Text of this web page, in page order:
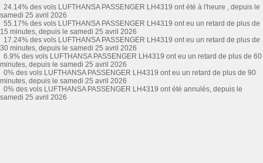
24.14% des vols LUFTHANSA PASSENGER LH4319 ont été à l'heure , depuis le
samedi 25 avril 2026
55.17% des vols LUFTHANSA PASSENGER LH4319 ont eu un retard de plus de
15 minutes, depuis le samedi 25 avril 2026
17.24% des vols LUFTHANSA PASSENGER LH4319 ont eu un retard de plus de
30 minutes, depuis le samedi 25 avril 2026
6.9% des vols LUFTHANSA PASSENGER LH4319 ont eu un retard de plus de 60
minutes, depuis le samedi 25 avril 2026
0% des vols LUFTHANSA PASSENGER LH4319 ont eu un retard de plus de 90
minutes, depuis le samedi 25 avril 2026
0% des vols LUFTHANSA PASSENGER LH4319 ont été annulés, depuis le
samedi 25 avril 2026